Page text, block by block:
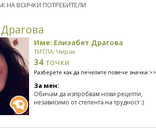
НА ВСИЧКИ ПОТРЕБИТЕЛИ
Име: Елизабет Драгова
ТИТЛА: Чирак
34 точки
Разберете как да печелите повече значки >>
За мен:
Обичам да изпробвам нови рецепти,
независимо от степента на трудност :)